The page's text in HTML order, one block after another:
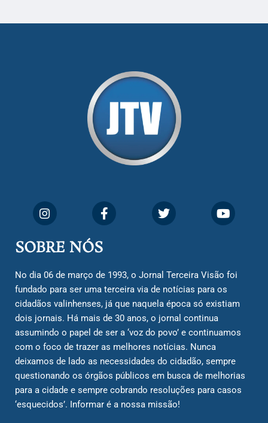
SOBRE NÓS
No dia 06 de março de 1993, o Jornal Terceira Visão foi
fundado para ser uma terceira via de notícias para os
cidadãos valinhenses, já que naquela época só existiam
dois jornais. Há mais de 30 anos, o jornal continua
assumindo o papel de ser a ‘voz do povo’ e continuamos
com o foco de trazer as melhores notícias. Nunca
deixamos de lado as necessidades do cidadão, sempre
questionando os órgãos públicos em busca de melhorias
para a cidade e sempre cobrando resoluções para casos
‘esquecidos’. Informar é a nossa missão!